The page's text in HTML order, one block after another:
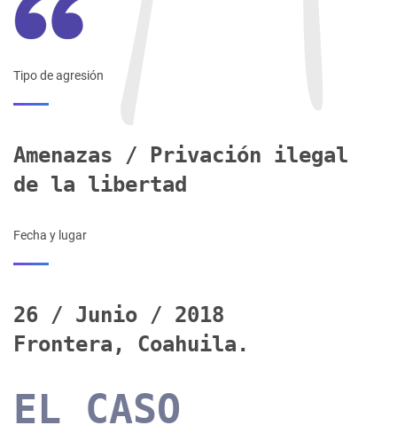
Tipo de agresión
Amenazas / Privación ilegal
de la libertad
Fecha y lugar
26 / Junio / 2018
Frontera, Coahuila.
EL CASO